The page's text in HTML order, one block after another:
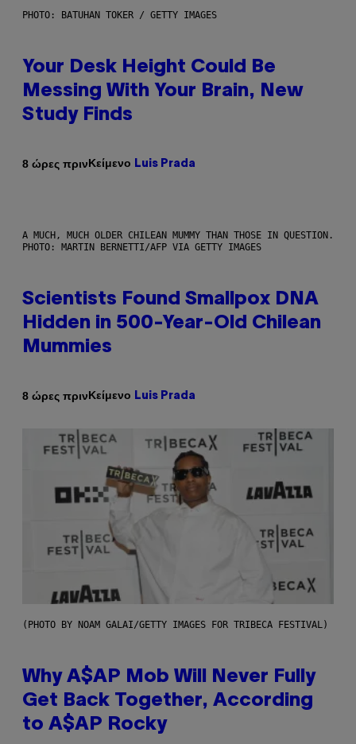
PHOTO: BATUHAN TOKER / GETTY IMAGES
Your Desk Height Could Be
Messing With Your Brain, New
Study Finds
8 ώρες πρινΚείμενο Luis Prada
A MUCH, MUCH OLDER CHILEAN MUMMY THAN THOSE IN QUESTION.
PHOTO: MARTIN BERNETTI/AFP VIA GETTY IMAGES
Scientists Found Smallpox DNA
Hidden in 500-Year-Old Chilean
Mummies
8 ώρες πρινΚείμενο Luis Prada
(PHOTO BY NOAM GALAI/GETTY IMAGES FOR TRIBECA FESTIVAL)
Why A$AP Mob Will Never Fully
Get Back Together, According
to A$AP Rocky